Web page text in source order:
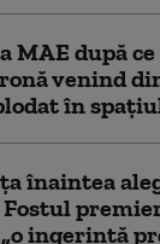
MAE după
venind
în
înaintea
ingerință